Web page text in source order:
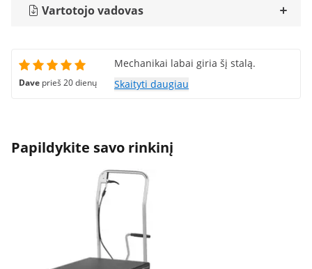
Vartotojo vadovas
Dave prieš 20 dienų
Mechanikai labai giria šį stalą.
Skaityti daugiau
Papildykite savo rinkinį